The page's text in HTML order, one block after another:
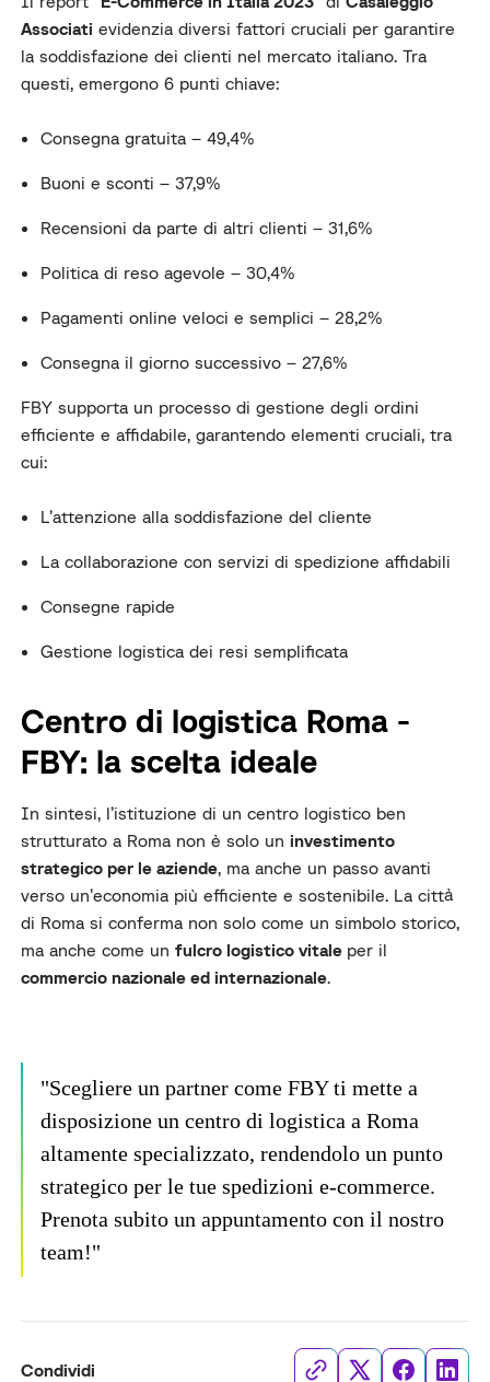
Associati evidenzia diversi fattori cruciali per garantire
la soddisfazione dei clienti nel mercato italiano. Tra
questi, emergono 6 punti chiave:
Consegna gratuita – 49,4%
Buoni e sconti – 37,9%
Recensioni da parte di altri clienti – 31,6%
Politica di reso agevole – 30,4%
Pagamenti online veloci e semplici – 28,2%
Consegna il giorno successivo – 27,6%
FBY supporta un processo di gestione degli ordini
efficiente e affidabile, garantendo elementi cruciali, tra
cui:
L’attenzione alla soddisfazione del cliente
La collaborazione con servizi di spedizione affidabili
Consegne rapide
Gestione logistica dei resi semplificata
Centro di logistica Roma -
FBY: la scelta ideale
In sintesi, l’istituzione di un centro logistico ben
strutturato a Roma non è solo uninvestimento
strategico per le aziende, ma anche un passo avanti
verso un’economia più efficiente e sostenibile. La città
di Roma si conferma non solo come un simbolo storico,
ma anche come unfulcro logistico vitale per il
commercio nazionale ed internazionale.
"Scegliere un partner come FBY ti mette a
disposizione un centro di logistica a Roma
altamente specializzato, rendendolo un punto
strategico per le tue spedizioni e-commerce.
Prenota subito un appuntamento con il nostro
team!"
Condividi